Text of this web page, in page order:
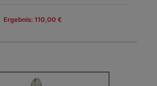
Ergebnis: 110,00 €